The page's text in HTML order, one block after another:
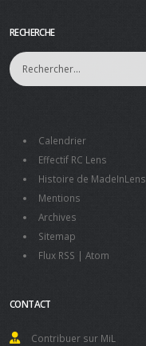
RECHERCHE
Calendrier
Effectif RC Lens
Histoire de MadeInLens
Mentions
Archives
Sitemap
Flux RSS | Atom
CONTACT
Contribuer sur MiL